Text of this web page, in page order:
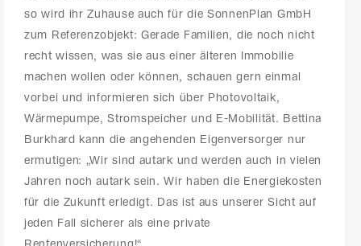
so wird ihr Zuhause auch für die SonnenPlan GmbH
zum Referenzobjekt: Gerade Familien, die noch nicht
recht wissen, was sie aus einer älteren Immobilie
machen wollen oder können, schauen gern einmal
vorbei und informieren sich über Photovoltaik,
Wärmepumpe, Stromspeicher und E-Mobilität. Bettina
Burkhard kann die angehenden Eigenversorger nur
ermutigen: „Wir sind autark und werden auch in vielen
Jahren noch autark sein. Wir haben die Energiekosten
für die Zukunft erledigt. Das ist aus unserer Sicht auf
jeden Fall sicherer als eine private